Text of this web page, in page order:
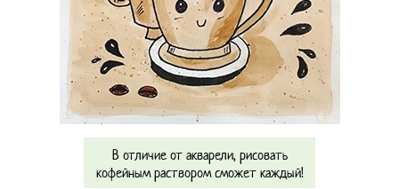
В отличие от акварели, рисовать
кофейным раствором сможет каждый!